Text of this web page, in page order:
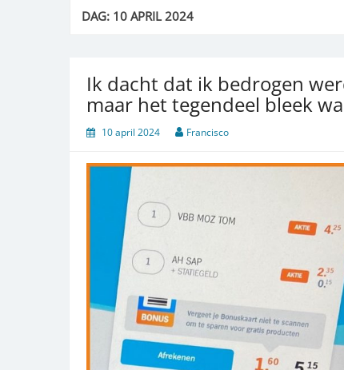
DAG: 10 APRIL 2024
Ik dacht dat ik bedrogen
maar het tegendeel bleek
10 april 2024 Francisco